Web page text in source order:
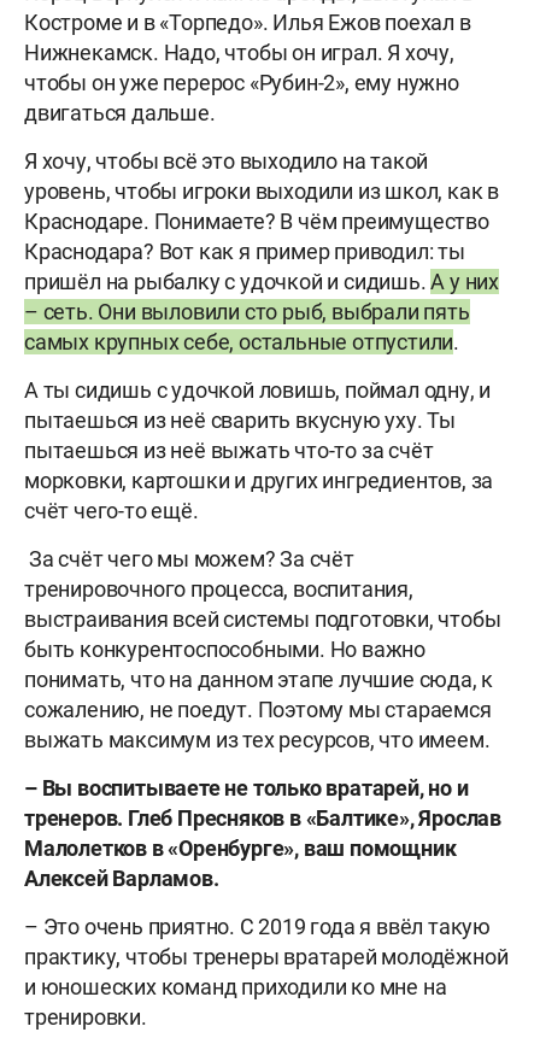
Костроме и в «Торпедо». Илья Ежов поехал в
Нижнекамск. Надо, чтобы он играл. Я хочу,
чтобы он уже перерос «Рубин-2», ему нужно
двигаться дальше.
Я хочу, чтобы всё это выходило на такой
уровень, чтобы игроки выходили из школ, как в
Краснодаре. Понимаете? В чём преимущество
Краснодара? Вот как я пример приводил: ты
пришёл на рыбалку с удочкой и сидишь.А у них
– сеть. Они выловили сто рыб, выбрали пять
самых крупных себе, остальные отпустили.
А ты сидишь с удочкой ловишь, поймал одну, и
пытаешься из неё сварить вкусную уху. Ты
пытаешься из неё выжать что-то за счёт
морковки, картошки и других ингредиентов, за
счёт чего-то ещё.
За счёт чего мы можем? За счёт
тренировочного процесса, воспитания,
выстраивания всей системы подготовки, чтобы
быть конкурентоспособными. Но важно
понимать, что на данном этапе лучшие сюда, к
сожалению, не поедут. Поэтому мы стараемся
выжать максимум из тех ресурсов, что имеем.
– Вы воспитываете не только вратарей, но и
тренеров. Глеб Пресняков в «Балтике», Ярослав
Малолетков в «Оренбурге», ваш помощник
Алексей Варламов.
– Это очень приятно. С 2019 года я ввёл такую
практику, чтобы тренеры вратарей молодёжной
и юношеских команд приходили ко мне на
тренировки.